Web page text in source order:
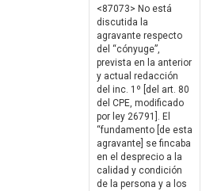
<87073> No está
discutida la
agravante respecto
del “cónyuge”,
prevista en la anterior
y actual redacción
del inc. 1º [del art. 80
del CPE, modificado
por ley 26791]. El
“fundamento [de esta
agravante] se fincaba
en el desprecio a la
calidad y condición
de la persona y a los